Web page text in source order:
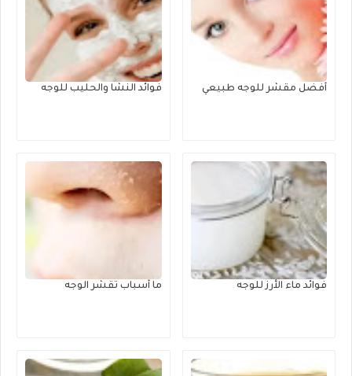
أفضل مقشر للوجه طبيعي فوائد النشا والحليب للوجه
فوائد ماء الأرز للوجه ما أسباب تقشر الوجه